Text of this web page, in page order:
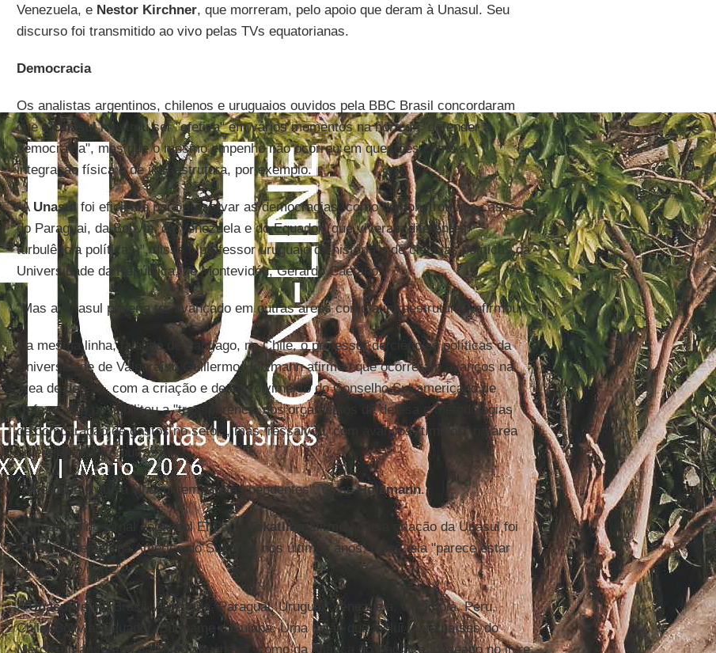
Venezuela, e Nestor Kirchner, que morreram, pelo apoio que deram à Unasul. Seu
discurso foi transmitido ao vivo pelas TVs equatorianas.
Democracia
Os analistas argentinos, chilenos e uruguaios ouvidos pela BBC Brasil concordaram
que aUnasulmostrou ser "efetiva" em vários momentos na hora de "defender a
democracia", mas que o mesmo empenho não ocorreu em questões como a
integração física e de infraestrutura, por exemplo.
"A Unasulfoi eficiente para preservar as democracias, como demonstrou nos casos
do Paraguai, da Bolívia, da Venezuela e do Equador (que viveram diferentes
turbulência políticas)", disse o professor uruguaio de história e de ciências políticas da
Universidade da República, de Montevidéu, Gerardo Caetano.
"Mas a Unasul poderia ter avançado em outras áreas como a infraestrutura", afirmou.
Na mesma linha, falando de Santiago, no Chile, o professor de ciências políticas da
Universidade de Valparaíso Guillermo Holzmann afirmou que ocorreram avanços na
área de defesa, com a criação e desenvolvimento do Conselho Sul-americano de
Defesa, que possibilitou a "transparência dos orçamentos de defesa e metodologias
de comparação de gastos no setor", mas, ressalvou, com avanços "tímidos" na área
de energia, entre outras.
"A verdade é que a Unasul tem tarefas pendentes", disseHolzmann.
Num artigo no jornal espanhol El País, Tokatlian
afirmou que a criação da Unasul foi
"transcendental" na América do Sul, mas nos últimos anos, disse, ela "parece estar
perdendo o norte".
AUnasulreúne Brasil, Argentina, Paraguai, Uruguai, Venezuela, Colômbia, Peru,
Chile, Bolívia, Equador, Suriname e Guiana. Uma união que inclui tanto países do
Mercosul, ancorado na união aduaneira, como da Aliança do Pacífico, baseado no livre